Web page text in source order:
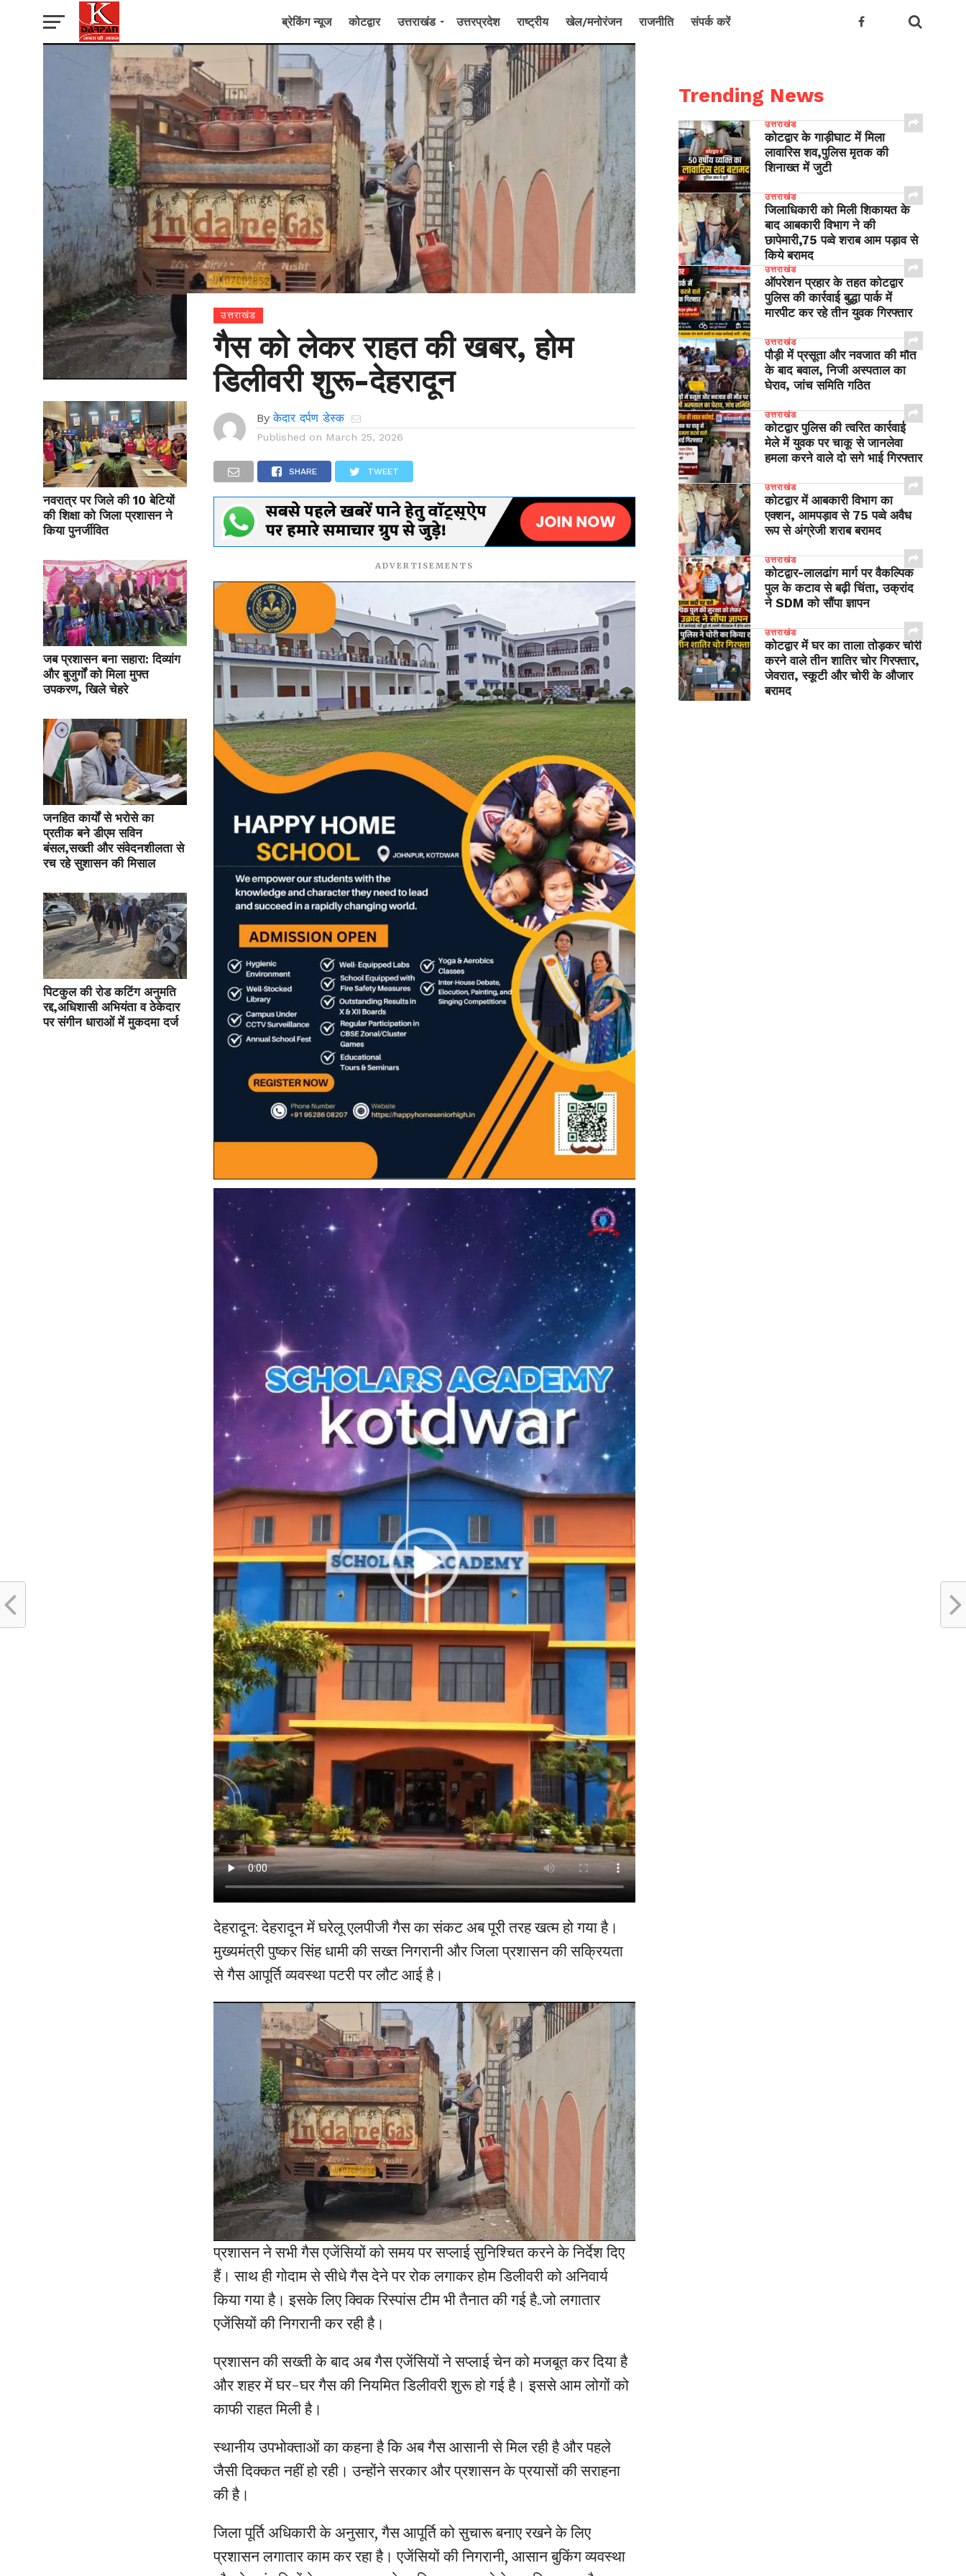
ब्रेकिंग न्यूज कोटद्वार उत्तराखंड उत्तरप्रदेश राष्ट्रीय खेल/मनोरंजन राजनीति संपर्क करें
नवरात्र पर जिले की 10 बेटियों
की शिक्षा को जिला प्रशासन ने
किया पुनर्जीवित
जब प्रशासन बना सहारा: दिव्यांग
और बुजुर्गों को मिला मुफ्त
उपकरण, खिले चेहरे
जनहित कार्यों से भरोसे का
प्रतीक बने डीएम सविन
बंसल,सख्ती और संवेदनशीलता से
रच रहे सुशासन की मिसाल
पिटकुल की रोड कटिंग अनुमति
रद्द,अधिशासी अभियंता व ठेकेदार
पर संगीन धाराओं में मुकदमा दर्ज
उत्तराखंड
गैस को लेकर राहत की खबर, होम
डिलीवरी शुरू-देहरादून
By केदार दर्पण डेस्क
Published on March 25, 2026
SHARE TWEET
ADVERTISEMENTS
देहरादून: देहरादून में घरेलू एलपीजी गैस का संकट अब पूरी तरह खत्म हो गया है।
मुख्यमंत्री पुष्कर सिंह धामी की सख्त निगरानी और जिला प्रशासन की सक्रियता
से गैस आपूर्ति व्यवस्था पटरी पर लौट आई है।
प्रशासन ने सभी गैस एजेंसियों को समय पर सप्लाई सुनिश्चित करने के निर्देश दिए
हैं। साथ ही गोदाम से सीधे गैस देने पर रोक लगाकर होम डिलीवरी को अनिवार्य
किया गया है। इसके लिए क्विक रिस्पांस टीम भी तैनात की गई है..जो लगातार
एजेंसियों की निगरानी कर रही है।
प्रशासन की सख्ती के बाद अब गैस एजेंसियों ने सप्लाई चेन को मजबूत कर दिया है
और शहर में घर-घर गैस की नियमित डिलीवरी शुरू हो गई है। इससे आम लोगों को
काफी राहत मिली है।
स्थानीय उपभोक्ताओं का कहना है कि अब गैस आसानी से मिल रही है और पहले
जैसी दिक्कत नहीं हो रही। उन्होंने सरकार और प्रशासन के प्रयासों की सराहना
की है।
जिला पूर्ति अधिकारी के अनुसार, गैस आपूर्ति को सुचारू बनाए रखने के लिए
प्रशासन लगातार काम कर रहा है। एजेंसियों की निगरानी, आसान बुकिंग व्यवस्था
Trending News
उत्तराखंड
कोटद्वार के गाड़ीघाट में मिला
लावारिस शव,पुलिस मृतक की
शिनाख्त में जुटी
उत्तराखंड
जिलाधिकारी को मिली शिकायत के
बाद आबकारी विभाग ने की
छापेमारी,75 पव्वे शराब आम पड़ाव से
किये बरामद
उत्तराखंड
ऑपरेशन प्रहार के तहत कोटद्वार
पुलिस की कार्रवाई बुद्धा पार्क में
मारपीट कर रहे तीन युवक गिरफ्तार
उत्तराखंड
पौड़ी में प्रसूता और नवजात की मौत
के बाद बवाल, निजी अस्पताल का
घेराव, जांच समिति गठित
उत्तराखंड
कोटद्वार पुलिस की त्वरित कार्रवाई
मेले में युवक पर चाकू से जानलेवा
हमला करने वाले दो सगे भाई गिरफ्तार
उत्तराखंड
कोटद्वार में आबकारी विभाग का
एक्शन, आमपड़ाव से 75 पव्वे अवैध
रूप से अंग्रेजी शराब बरामद
उत्तराखंड
​कोटद्वार-लालढांग मार्ग पर वैकल्पिक
पुल के कटाव से बढ़ी चिंता, उक्रांद
ने SDM को सौंपा ज्ञापन
उत्तराखंड
कोटद्वार में घर का ताला तोड़कर चोरी
करने वाले तीन शातिर चोर गिरफ्तार,
जेवरात, स्कूटी और चोरी के औजार
बरामद